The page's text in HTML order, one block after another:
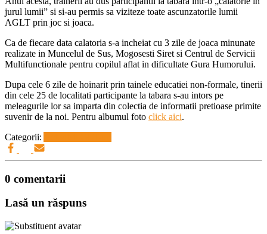
jurul lumii” si si-au permis sa viziteze toate ascunzatorile lumii
AGLT prin joc si joaca.
Ca de fiecare data calatoria s-a incheiat cu 3 zile de joaca minunate
realizate in Muncelul de Sus, Mogosesti Siret si Centrul de Servicii
Multifunctionale pentru copilul aflat in dificultate Gura Humorului.
Dupa cele 6 zile de hoinarit prin tainele educatiei non-formale, tinerii
din cele 25 de localitati participante la tabara s-au intors pe
meleagurile lor sa imparta din colectia de informatii pretioase primite
suvenir de la noi. Pentru albumul foto click aici.
Categorii:
0 comentarii
Lasă un răspuns